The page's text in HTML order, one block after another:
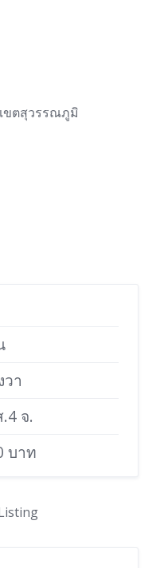
ขตสุวรรณภูมิ
วา
จ.
บาท